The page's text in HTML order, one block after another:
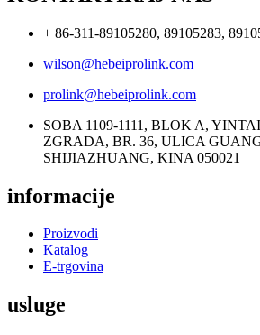
+ 86-311-89105280, 89105283,
wilson@hebeiprolink.com
prolink@hebeiprolink.com
SOBA 1109-1111, BLOK A,
ZGRADA, BR. 36, ULICA
SHIJIAZHUANG, KINA 050021
informacije
Proizvodi
Katalog
E-trgovina
usluge